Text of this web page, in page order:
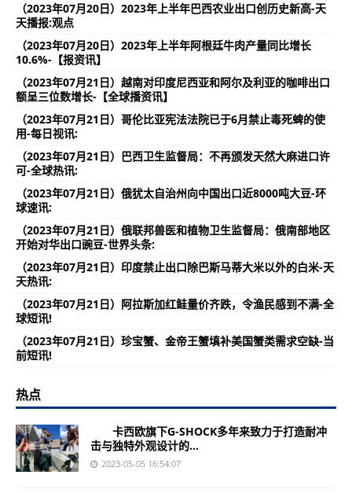
（2023年07月20日）2023年上半年巴西农业出口创历史新高-天
天播报:观点
（2023年07月20日）2023年上半年阿根廷牛肉产量同比增长
10.6%-【报资讯】
（2023年07月21日）越南对印度尼西亚和阿尔及利亚的咖啡出口
额呈三位数增长-【全球播资讯】
（2023年07月21日）哥伦比亚宪法法院已于6月禁止毒死蜱的使
用-每日视讯:
（2023年07月21日）巴西卫生监督局：不再颁发天然大麻进口许
可-全球热讯:
（2023年07月21日）俄犹太自治州向中国出口近8000吨大豆-环
球速讯:
（2023年07月21日）俄联邦兽医和植物卫生监督局：俄南部地区
开始对华出口豌豆-世界头条:
（2023年07月21日）印度禁止出口除巴斯马蒂大米以外的白米-天
天热讯:
（2023年07月21日）阿拉斯加红鲑量价齐跌，令渔民感到不满-全
球短讯!
（2023年07月21日）珍宝蟹、金帝王蟹填补美国蟹类需求空缺-当
前短讯!
热点
卡西欧旗下G-SHOCK多年来致力于打造耐冲
击与独特外观设计的...
2023-05-05 16:54:07